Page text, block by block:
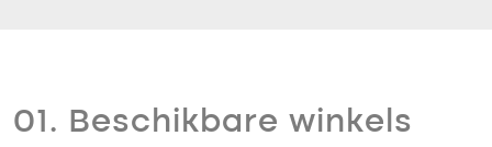
01. Beschikbare winkels